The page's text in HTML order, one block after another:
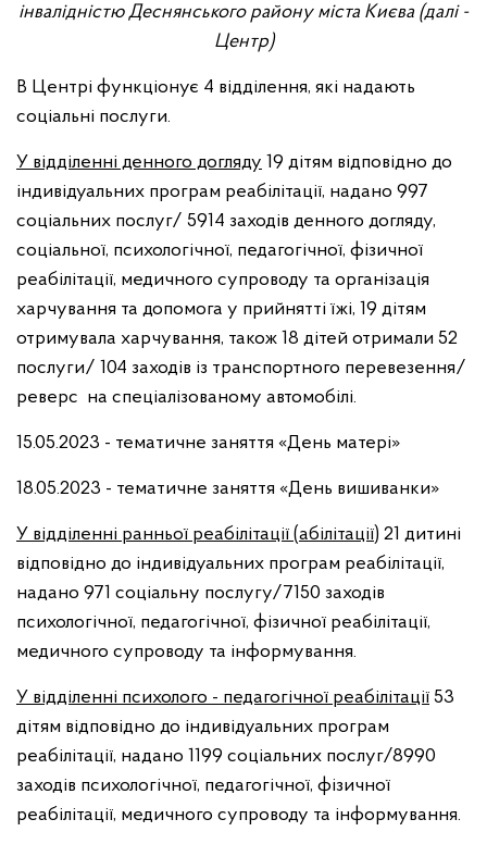
інвалідністю Деснянського району міста Києва (далі -
Центр)
В Центрі функціонує 4 відділення, які надають
соціальні послуги.
У відділенні денного догляду 19 дітям відповідно до
індивідуальних програм реабілітації, надано 997
соціальних послуг/ 5914 заходів денного догляду,
соціальної, психологічної, педагогічної, фізичної
реабілітації, медичного супроводу та організація
харчування та допомога у прийнятті їжі, 19 дітям
отримувала харчування, також 18 дітей отримали 52
послуги/ 104 заходів із транспортного перевезення/
реверс на спеціалізованому автомобілі.
15.05.2023 - тематичне заняття «День матері»
18.05.2023 - тематичне заняття «День вишиванки»
У відділенні ранньої реабілітації (абілітації) 21 дитині
відповідно до індивідуальних програм реабілітації,
надано 971 соціальну послугу/7150 заходів
психологічної, педагогічної, фізичної реабілітації,
медичного супроводу та інформування.
У відділенні психолого - педагогічної реабілітації 53
дітям відповідно до індивідуальних програм
реабілітації, надано 1199 соціальних послуг/8990
заходів психологічної, педагогічної, фізичної
реабілітації, медичного супроводу та інформування.